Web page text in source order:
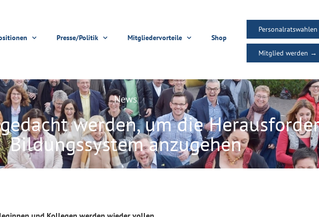
Presse/Politik Mitgliedervorteile Shop
Mitglied werden →
News
werden, um die
Bildungssystem anzugehen